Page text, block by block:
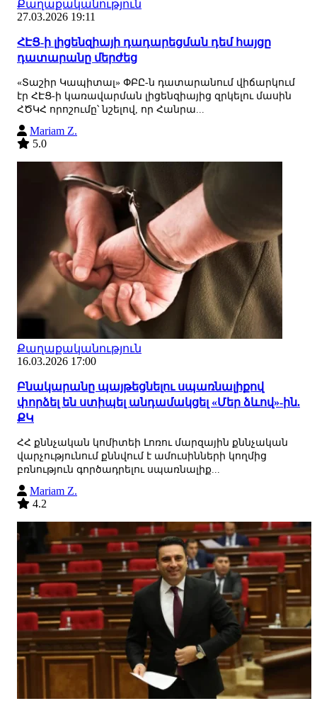
Քաղաքականություն
27.03.2026 19:11
ՀԷՑ-ի լիցենզիայի դադարեցման դեմ հայցը
դատարանը մերժեց
«Տաշիր Կապիտալ» ՓԲԸ-ն դատարանում վիճարկում
էր ՀԷՑ-ի կառավարման լիցենզիայից զրկելու մասին
ՀԾԿՀ որոշումը՝ նշելով, որ Հանրա...
Mariam Z.
5.0
Քաղաքականություն
16.03.2026 17:00
Բնակարանը պայթեցնելու սպառնալիքով
փորձել են ստիպել անդամակցել «Մեր ձևով»-ին.
ՔԿ
ՀՀ քննչական կոմիտեի Լոռու մարզային քննչական
վարչությունում քննվում է ամուսինների կողմից
բռնություն գործադրելու սպառնալիք...
Mariam Z.
4.2